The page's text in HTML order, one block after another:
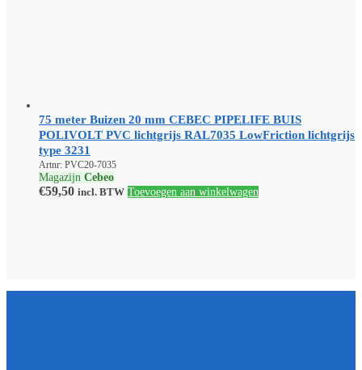
75 meter Buizen 20 mm CEBEC PIPELIFE BUIS
POLIVOLT PVC lichtgrijs RAL7035 LowFriction lichtgrijs
type 3231
Artnr: PVC20-7035
Magazijn Cebeo
€59,50 incl. BTW Toevoegen aan winkelwagen